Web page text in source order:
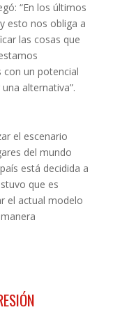
“En los últimos
esto nos obliga a
las cosas que
con un potencial
alternativa”.
el escenario
del mundo
está decidida a
que es
el actual modelo